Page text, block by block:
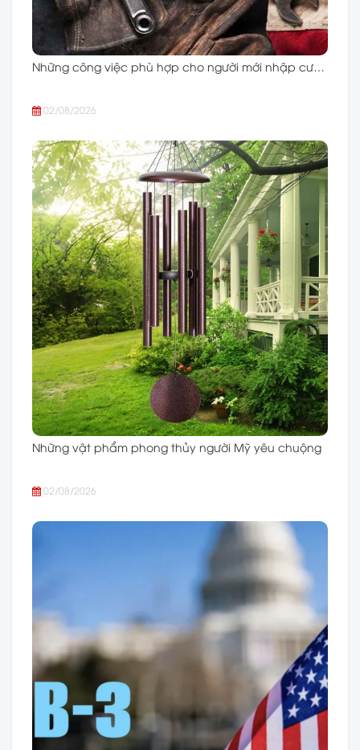
Những công việc phù hợp cho người mới nhập cư…
02/08/2026
Những vật phẩm phong thủy người Mỹ yêu chuộng
02/08/2026